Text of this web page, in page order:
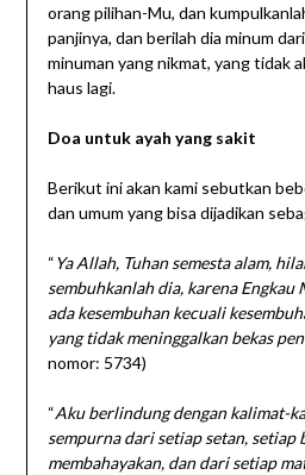
orang pilihan-Mu, dan
panjinya, dan berilah dia minum
minuman yang nikmat, yang tidak
haus lagi.
Doa untuk ayah yang sakit
Berikut ini akan kami sebutkan
dan umum yang bisa dijadikan
“Ya Allah, Tuhan semesta alam,
sembuhkanlah dia, karena Engkau
ada kesembuhan kecuali
yang tidak meninggalkan bekas
nomor: 5734)
“Aku berlindung dengan kalimat-
sempurna dari setiap setan, setiap
membahayakan, dan dari setiap